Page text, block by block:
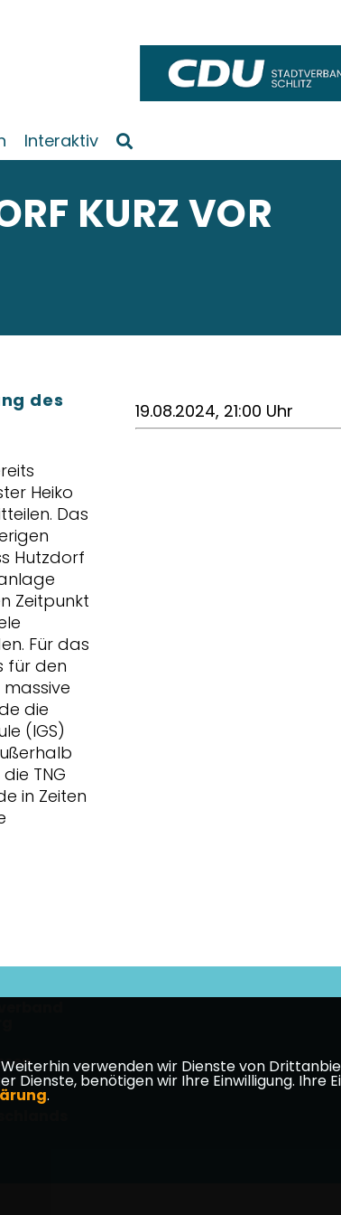
Interaktiv
KURZ VOR
des
Heiko
Das
Hutzdorf
Zeitpunkt
Für das
für den
die
(IGS)
TNG
in Zeiten
19.08.2024, 21:00 Uhr
verwenden wir Dienste von
benötigen wir Ihre Einwilligung. Ihre
.